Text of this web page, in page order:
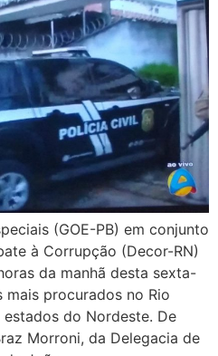
(GOE-PB) em conjunto
à Corrupção (Decor-RN)
da manhã desta sexta-
procurados no Rio
do Nordeste. De
Morroni, da Delegacia de